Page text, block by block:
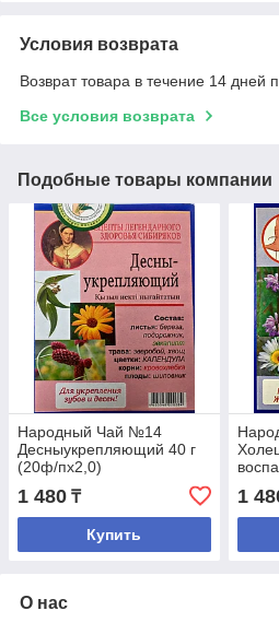
Условия возврата
Возврат товара в течение 14 дней
Все условия возврата
Подобные товары компании
Народный Чай №14
Десныукрепляющий 40 г
(20ф/пх2,0)
1 480 ₸
Купить
1
О нас